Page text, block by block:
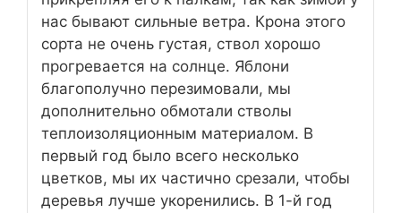
нас бывают сильные ветра. Крона этого
сорта не очень густая, ствол хорошо
прогревается на солнце. Яблони
благополучно перезимовали, мы
дополнительно обмотали стволы
теплоизоляционным материалом. В
первый год было всего несколько
цветков, мы их частично срезали, чтобы
деревья лучше укоренились. В 1-й год